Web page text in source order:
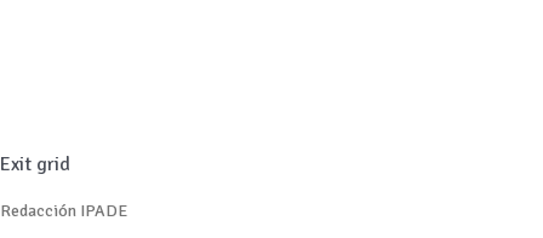
Exit grid
Redacción IPADE